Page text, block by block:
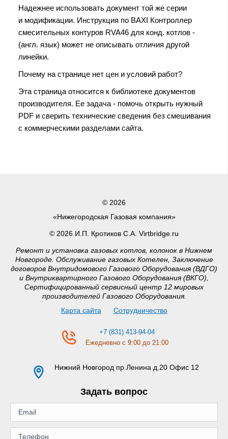
Надежнее использовать документ той же серии
и модификации. Инструкция по BAXI Контроллер
смесительных контуров RVA46 для конд. котлов -
(англ. язык) может не описывать отличия другой
линейки.
Почему на странице нет цен и условий работ?
Эта страница относится к библиотеке документов
производителя. Ее задача - помочь открыть нужный
PDF и сверить технические сведения без смешивания
с коммерческими разделами сайта.
© 2026
«Нижегородская Газовая компания»
© 2026 И.П. Кротиков С.А. Virtbridge.ru
Ремонт и установка газовых котлов, колонок в Нижнем
Новгороде. Обслуживание газовых Котелен, Заключение
договоров Внутридомового Газового Оборудования (ВДГО)
и Внутриквартирного Газового Оборудования (ВКГО),
Сертифицированный сервисный центр 12 мировых
производителей Газового Оборудования.
Карта сайта
Сотрудничество
+7 (831) 413-94-04
Ежедневно с 9:00 до 21:00
Нижний Новгород пр.Ленина д.20 Офис 12
Задать вопрос